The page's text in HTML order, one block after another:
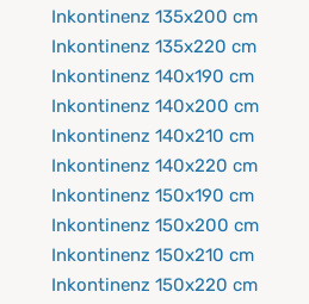
Inkontinenz 135x200 cm
Inkontinenz 135x220 cm
Inkontinenz 140x190 cm
Inkontinenz 140x200 cm
Inkontinenz 140x210 cm
Inkontinenz 140x220 cm
Inkontinenz 150x190 cm
Inkontinenz 150x200 cm
Inkontinenz 150x210 cm
Inkontinenz 150x220 cm